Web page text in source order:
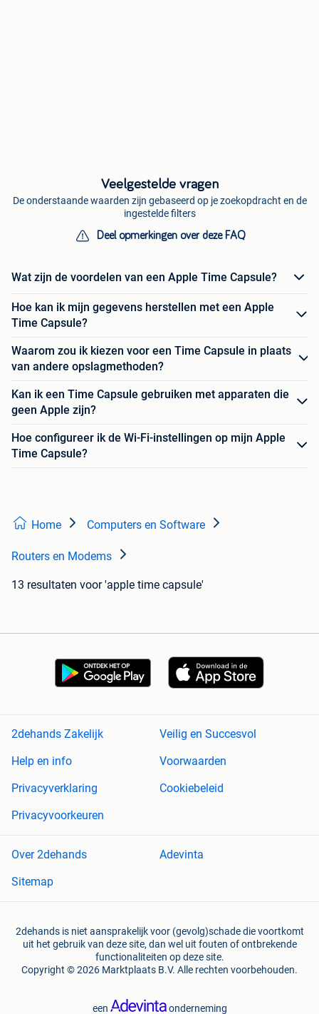
Veelgestelde vragen
De onderstaande waarden zijn gebaseerd op je zoekopdracht en de
ingestelde filters
Deel opmerkingen over deze FAQ
Wat zijn de voordelen van een Apple Time Capsule?
Hoe kan ik mijn gegevens herstellen met een Apple
Time Capsule?
Waarom zou ik kiezen voor een Time Capsule in plaats
van andere opslagmethoden?
Kan ik een Time Capsule gebruiken met apparaten die
geen Apple zijn?
Hoe configureer ik de Wi-Fi-instellingen op mijn Apple
Time Capsule?
Home Computers en Software
Routers en Modems
13 resultaten voor 'apple time capsule'
2dehands Zakelijk
Veilig en Succesvol
Help en info
Voorwaarden
Privacyverklaring
Cookiebeleid
Privacyvoorkeuren
Over 2dehands
Adevinta
Sitemap
2dehands is niet aansprakelijk voor (gevolg)schade die voortkomt
uit het gebruik van deze site, dan wel uit fouten of ontbrekende
functionaliteiten op deze site.
Copyright © 2026 Marktplaats B.V. Alle rechten voorbehouden.
een onderneming